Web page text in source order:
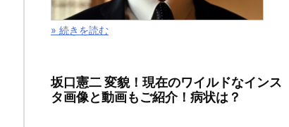
イ
タ
ー
» 続きを読む
坂口憲二 変貌！現在のワイルドなインス
タ画像と動画もご紹介！病状は？